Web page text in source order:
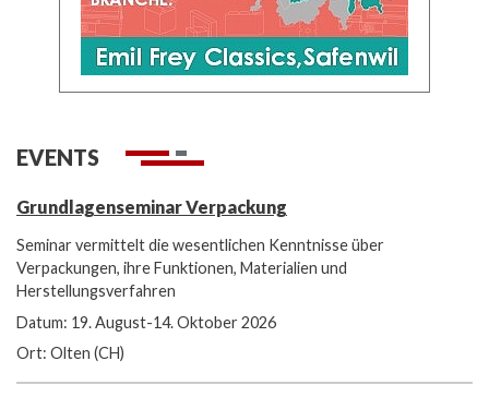
EVENTS
Grundlagenseminar Verpackung
Seminar vermittelt die wesentlichen Kenntnisse über
Verpackungen, ihre Funktionen, Materialien und
Herstellungsverfahren
Datum: 19. August-14. Oktober 2026
Ort: Olten (CH)